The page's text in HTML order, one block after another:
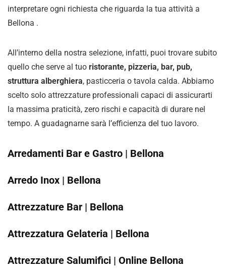
interpretare ogni richiesta che riguarda la tua attività a
Bellona .
All’interno della nostra selezione, infatti, puoi trovare subito
quello che serve al tuo ristorante, pizzeria, bar, pub,
struttura alberghiera, pasticceria o tavola calda. Abbiamo
scelto solo attrezzature professionali capaci di assicurarti
la massima praticità, zero rischi e capacità di durare nel
tempo. A guadagnarne sarà l’efficienza del tuo lavoro.
Arredamenti Bar e Gastro | Bellona
Arredo Inox | Bellona
Attrezzature Bar | Bellona
Attrezzatura Gelateria | Bellona
Attrezzature Salumifici | Online Bellona